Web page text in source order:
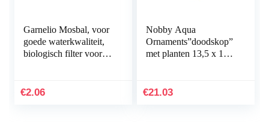
Garnelio Mosbal, voor
goede waterkwaliteit,
biologisch filter voor
€2.06
Nobby Aqua
Ornaments”doodskop”
met planten 13,5 x 13,5
€21.03